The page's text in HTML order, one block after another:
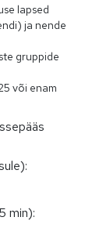
lapsed
ja nende
gruppide
või enam
min):